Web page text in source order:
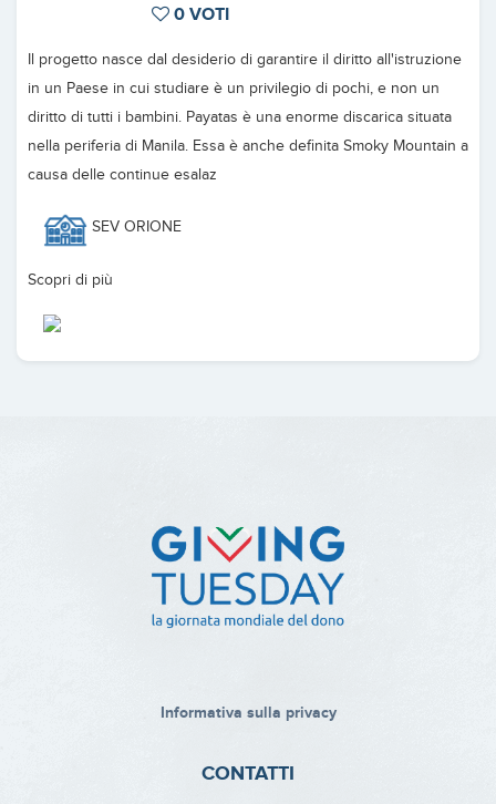
0 VOTI
Il progetto nasce dal desiderio di garantire il diritto all'istruzione
in un Paese in cui studiare è un privilegio di pochi, e non un
diritto di tutti i bambini. Payatas è una enorme discarica situata
nella periferia di Manila. Essa è anche definita Smoky Mountain a
causa delle continue esalaz
SEV ORIONE
Scopri di più
Informativa sulla privacy
CONTATTI